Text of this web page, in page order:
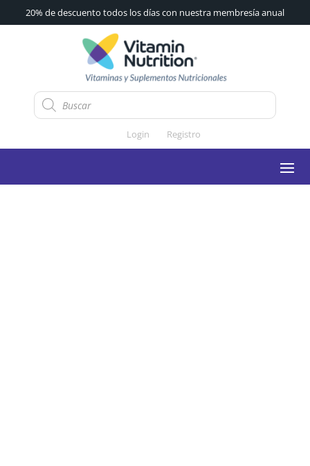
20% de descuento todos los días con nuestra membresía anual
Búsqueda
de
productos
Login
Registro